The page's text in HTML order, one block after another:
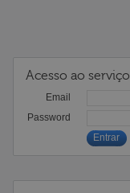
Acesso ao
Email
Password